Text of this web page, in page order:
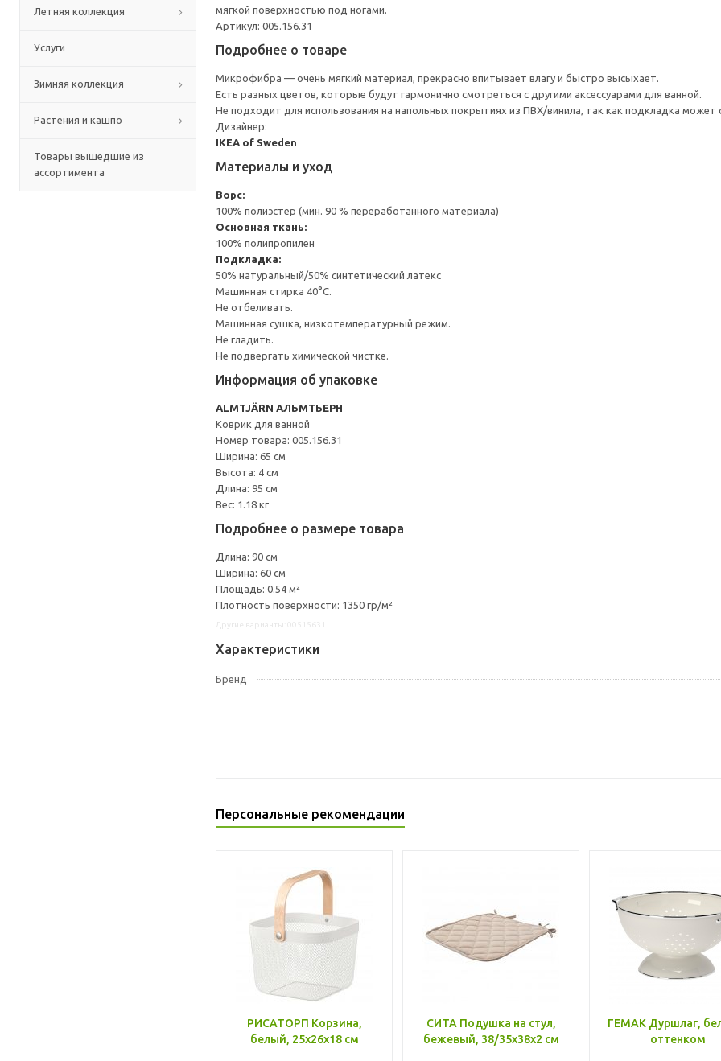
Летняя коллекция
Услуги
Зимняя коллекция
Растения и кашпо
Товары вышедшие из
ассортимента
мягкой поверхностью под ногами.
Артикул: 005.156.31
Подробнее о товаре
Микрофибра — очень мягкий материал, прекрасно впитывает влагу и быстро высыхает.
Есть разных цветов, которые будут гармонично смотреться с другими аксессуарами для ванной.
Не подходит для использования на напольных покрытиях из ПВХ/винила, так как подкладка может
Дизайнер:
IKEA of Sweden
Материалы и уход
Ворс:
100% полиэстер (мин. 90 % переработанного материала)
Основная ткань:
100% полипропилен
Подкладка:
50% натуральный/50% синтетический латекс
Машинная стирка 40°С.
Не отбеливать.
Машинная сушка, низкотемпературный режим.
Не гладить.
Не подвергать химической чистке.
Информация об упаковке
ALMTJÄRN АЛЬМТЬЕРН
Коврик для ванной
Номер товара: 005.156.31
Ширина: 65 см
Высота: 4 см
Длина: 95 см
Вес: 1.18 кг
Подробнее о размере товара
Длина: 90 см
Ширина: 60 см
Площадь: 0.54 м²
Плотность поверхности: 1350 гр/м²
Характеристики
Бренд
Персональные рекомендации
РИСАТОРП Корзина,
белый, 25x26x18 см
СИТА Подушка на стул,
бежевый, 38/35x38x2 см
ГЕМАК Дуршлаг,
оттенком